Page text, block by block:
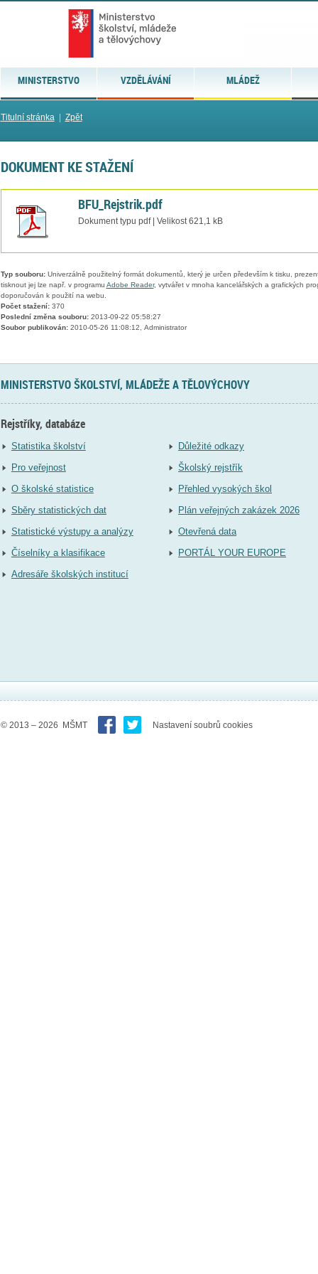
MINISTERSTVO VZDĚLÁVÁNÍ MLÁDEŽ
Titulní stránka| Zpět
DOKUMENT KE STAŽENÍ
BFU_Rejstrik.pdf
Dokument typu pdf | Velikost 621,1 kB
Typ souboru:Univerzálně použitelný formát dokumentů, který je určen především k tisku,
tisknout jej lze např. v programu Adobe Reader, vytvářet v mnoha kancelářských a grafických
doporučován k použití na webu.
Počet stažení:370
Poslední změna souboru:2013-09-22 05:58:27
Soubor publikován:2010-05-26 11:08:12, Administrator
MINISTERSTVO ŠKOLSTVÍ, MLÁDEŽE A TĚLOVÝCHOVY
Rejstříky, databáze
Statistika školství
Pro veřejnost
O školské statistice
Sběry statistických dat
Statistické výstupy a analýzy
Číselníky a klasifikace
Adresáře školských institucí
Důležité odkazy
Školský rejstřík
Přehled vysokých škol
Plán veřejných zakázek 2026
Otevřená data
PORTÁL YOUR EUROPE
© 2013 – 2026 MŠMT Nastavení soubrů cookies